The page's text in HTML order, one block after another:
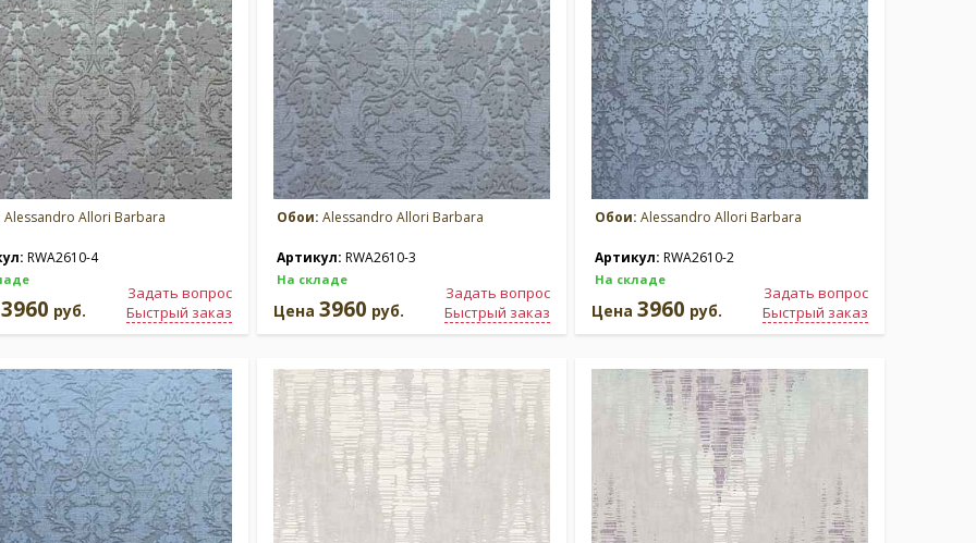
Alessandro Allori Barbara
RWA2610-4
Задать вопрос
Быстрый заказ
3960 руб.
Обои: Alessandro Allori Barbara
Артикул: RWA2610-3
На складе
Задать вопрос
Быстрый заказ
Цена 3960 руб.
Обои: Alessandro Allori Barbara
Артикул: RWA2610-2
На складе
Задать вопрос
Быстрый заказ
Цена 3960 руб.